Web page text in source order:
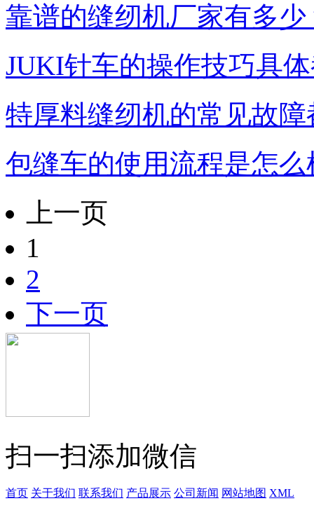
靠谱的缝纫机厂家有多少
JUKI针车的操作技巧具
特厚料缝纫机的常见故
包缝车的使用流程是怎么
上一页
1
2
下一页
扫一扫添加微信
首页 关于我们 联系我们 产品展示 公司新闻 网站地图 XML